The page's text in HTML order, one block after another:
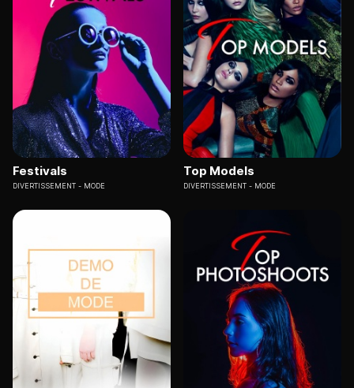
Festivals
DIVERTISSEMENT MODE
Top Models
DIVERTISSEMENT MODE